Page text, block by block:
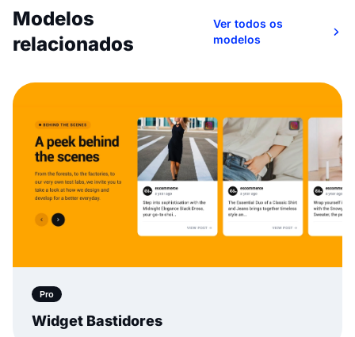
Modelos
relacionados
Ver todos os
modelos
Pro
Widget Bastidores